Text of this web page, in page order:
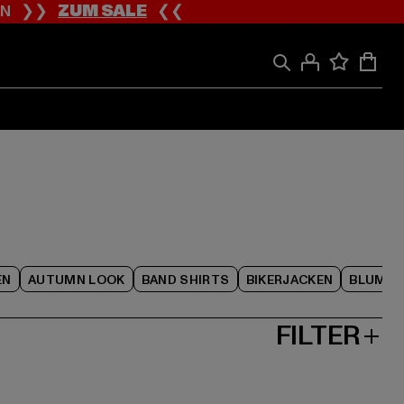
❯❯ZUM SALE❮❮
AUTUMN LOOK BAND SHIRTS BIKERJACKEN
FILTER